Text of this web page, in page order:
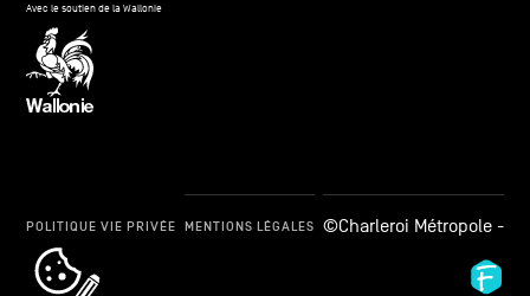
Avec le soutien de la Wallonie
cookie_notice_link
POLITIQUE VIE PRIVÉE MENTIONS LÉGALES ©Charleroi Métropole -